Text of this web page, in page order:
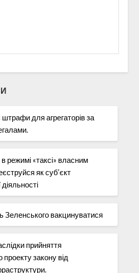
для агрегаторів за
режимі «таксі» власним
як суб’єкт
Зеленського вакцинуватися
прийняття
проекту закону від